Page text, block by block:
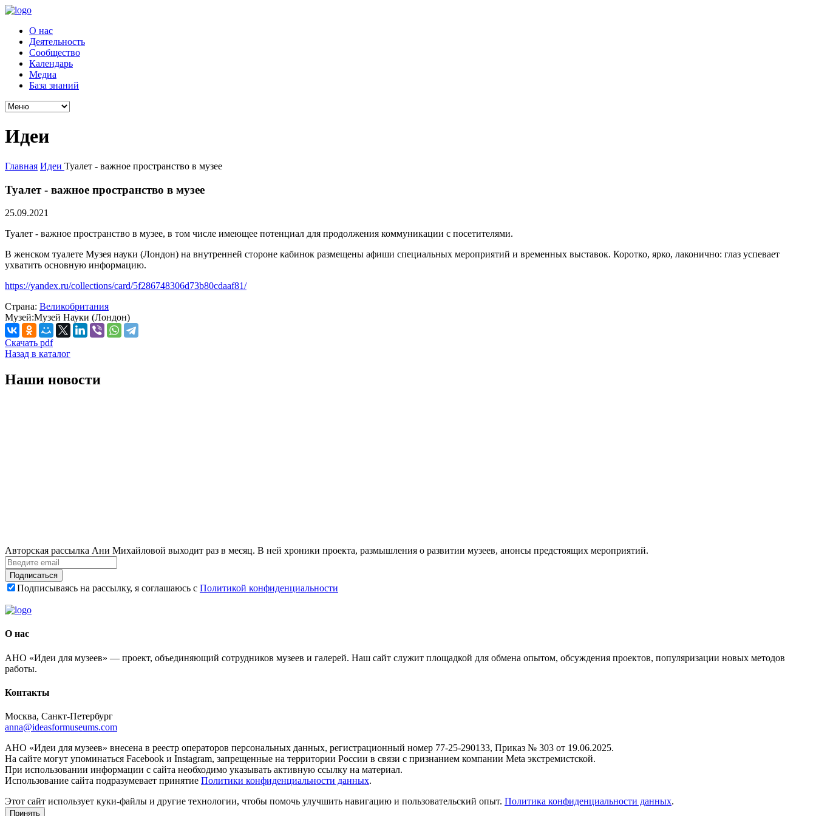
О нас
Деятельность
Сообщество
Календарь
Медиа
База знаний
Идеи
Главная Идеи Туалет - важное пространство в музее
Туалет - важное пространство в музее
25.09.2021
Туалет - важное пространство в музее, в том числе имеющее потенциал для продолжения коммуникации с посетителями.
В женском туалете Музея науки (Лондон) на внутренней стороне кабинок размещены афиши специальных мероприятий и временных выставок. Коротко, ярко, лаконично: глаз успевает
ухватить основную информацию.
https://yandex.ru/collections/card/5f286748306d73b80cdaaf81/
Страна: Великобритания
Музей:Музей Науки (Лондон)
Скачать pdf
Назад в каталог
Наши новости
Авторская рассылка Ани Михайловой выходит раз в месяц. В ней хроники проекта, размышления о развитии музеев, анонсы предстоящих мероприятий.
Подписаться
Подписываясь на рассылку, я соглашаюсь с Политикой конфиденциальности
О нас
АНО «Идеи для музеев» — проект, объединяющий сотрудников музеев и галерей. Наш сайт служит площадкой для обмена опытом, обсуждения проектов, популяризации новых методов
работы.
Контакты
Москва, Санкт-Петербург
anna@ideasformuseums.com
АНО «Идеи для музеев» внесена в реестр операторов персональных данных, регистрационный номер 77-25-290133, Приказ № 303 от 19.06.2025.
На сайте могут упоминаться Facebook и Instagram, запрещенные на территории России в связи с признанием компании Meta экстремистской.
При использовании информации с сайта необходимо указывать активную ссылку на материал.
Использование сайта подразумевает принятие Политики конфиденциальности данных.
Этот сайт использует куки-файлы и другие технологии, чтобы помочь улучшить навигацию и пользовательский опыт. Политика конфиденциальности данных.
Принять